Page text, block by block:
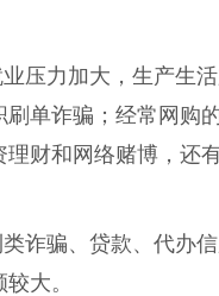
压力加大，生产生
单诈骗；经常网购
财和网络赌博，还
诈骗、贷款、代办
大。